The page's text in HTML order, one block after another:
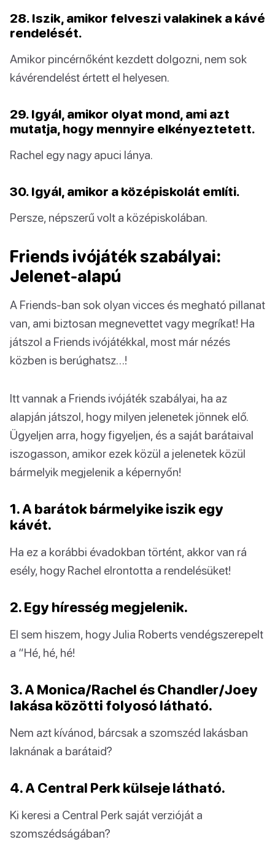
28. Iszik, amikor felveszi valakinek a kávé
rendelését.
Amikor pincérnőként kezdett dolgozni, nem sok
kávérendelést értett el helyesen.
29. Igyál, amikor olyat mond, ami azt
mutatja, hogy mennyire elkényeztetett.
Rachel egy nagy apuci lánya.
30. Igyál, amikor a középiskolát említi.
Persze, népszerű volt a középiskolában.
Friends ivójáték szabályai:
Jelenet-alapú
A Friends-ban sok olyan vicces és megható pillanat
van, ami biztosan megnevettet vagy megríkat! Ha
játszol a Friends ivójátékkal, most már nézés
közben is berúghatsz…!
Itt vannak a Friends ivójáték szabályai, ha az
alapján játszol, hogy milyen jelenetek jönnek elő.
Ügyeljen arra, hogy figyeljen, és a saját barátaival
iszogasson, amikor ezek közül a jelenetek közül
bármelyik megjelenik a képernyőn!
1. A barátok bármelyike iszik egy
kávét.
Ha ez a korábbi évadokban történt, akkor van rá
esély, hogy Rachel elrontotta a rendelésüket!
2. Egy híresség megjelenik.
El sem hiszem, hogy Julia Roberts vendégszerepelt
a “Hé, hé, hé!
3. A Monica/Rachel és Chandler/Joey
lakása közötti folyosó látható.
Nem azt kívánod, bárcsak a szomszéd lakásban
laknának a barátaid?
4. A Central Perk külseje látható.
Ki keresi a Central Perk saját verzióját a
szomszédságában?